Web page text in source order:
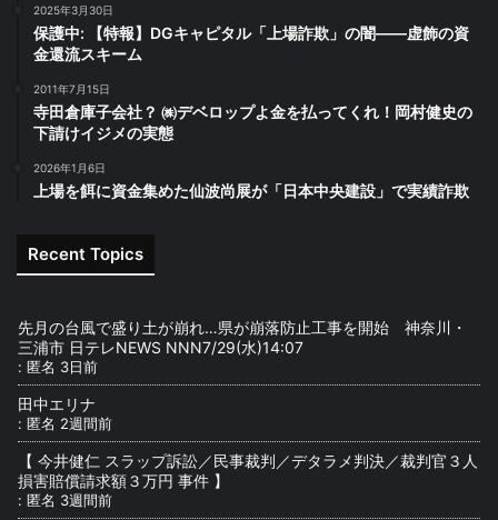
2025年3月30日
保護中: 【特報】DGキャピタル「上場詐欺」の闇――虚飾の資
金還流スキーム
2011年7月15日
寺田倉庫子会社？ ㈱デベロップよ金を払ってくれ！岡村健史の
下請けイジメの実態
2026年1月6日
上場を餌に資金集めた仙波尚展が「日本中央建設」で実績詐欺
Recent Topics
先月の台風で盛り土が崩れ…県が崩落防止工事を開始 神奈川・
三浦市 日テレNEWS NNN7/29(水)14:07
: 匿名 3日前
田中エリナ
: 匿名 2週間前
【 今井健仁 スラップ訴訟／民事裁判／デタラメ判決／裁判官３人
損害賠償請求額３万円 事件 】
: 匿名 3週間前